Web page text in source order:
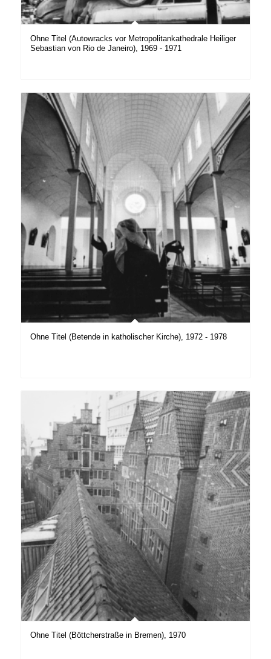
Ohne Titel (Autowracks vor Metropolitankathedrale Heiliger
Sebastian von Rio de Janeiro), 1969 - 1971
Ohne Titel (Betende in katholischer Kirche), 1972 - 1978
Ohne Titel (Böttcherstraße in Bremen), 1970